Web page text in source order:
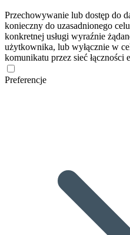
Przechowywanie lub dostęp do
konieczny do uzasadnionego
konkretnej usługi wyraźnie
użytkownika, lub wyłącznie w
komunikatu przez sieć łączności
Preferencje